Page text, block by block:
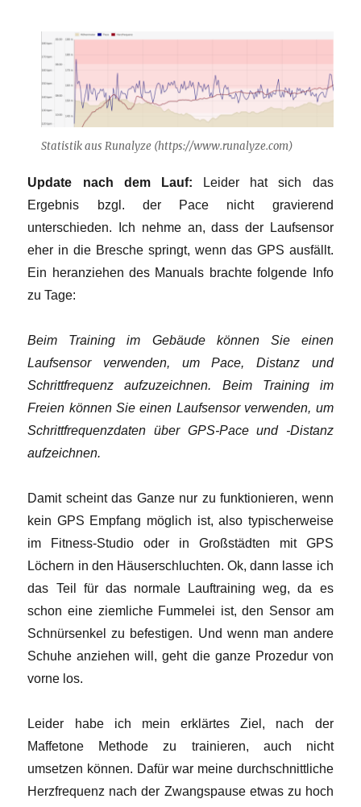
Statistik aus Runalyze (https://www.runalyze.com)
Update nach dem Lauf: Leider hat sich das
Ergebnis bzgl. der Pace nicht gravierend
unterschieden. Ich nehme an, dass der Laufsensor
eher in die Bresche springt, wenn das GPS ausfällt.
Ein heranziehen des Manuals brachte folgende Info
zu Tage:
Beim Training im Gebäude können Sie einen
Laufsensor verwenden, um Pace, Distanz und
Schrittfrequenz aufzuzeichnen. Beim Training im
Freien können Sie einen Laufsensor verwenden, um
Schrittfrequenzdaten über GPS-Pace und -Distanz
aufzeichnen.
Damit scheint das Ganze nur zu funktionieren, wenn
kein GPS Empfang möglich ist, also typischerweise
im Fitness-Studio oder in Großstädten mit GPS
Löchern in den Häuserschluchten. Ok, dann lasse ich
das Teil für das normale Lauftraining weg, da es
schon eine ziemliche Fummelei ist, den Sensor am
Schnürsenkel zu befestigen. Und wenn man andere
Schuhe anziehen will, geht die ganze Prozedur von
vorne los.
Leider habe ich mein erklärtes Ziel, nach der
Maffetone Methode zu trainieren, auch nicht
umsetzen können. Dafür war meine durchschnittliche
Herzfrequenz nach der Zwangspause etwas zu hoch